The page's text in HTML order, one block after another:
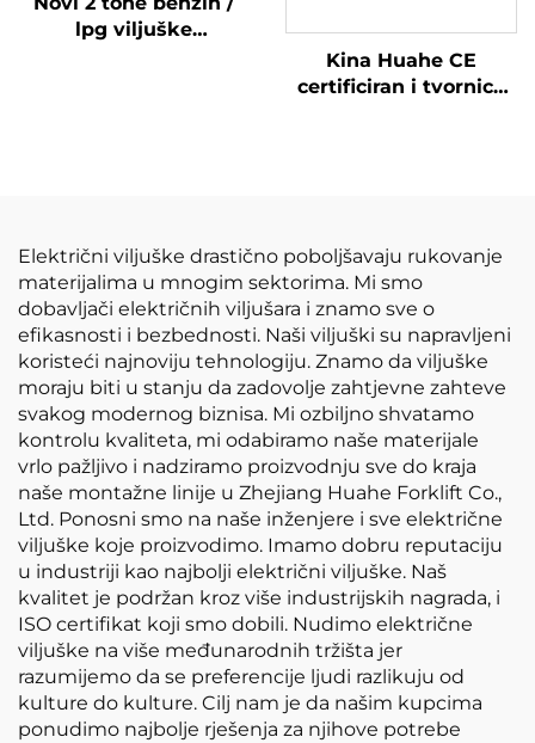
lpg viljuške
Kina Huahe CE
certificiran i tvornica
Električni viljuške drastično poboljšavaju rukovanje
materijalima u mnogim sektorima. Mi smo
dobavljači električnih viljušara i znamo sve o
efikasnosti i bezbednosti. Naši viljuški su napravljeni
koristeći najnoviju tehnologiju. Znamo da viljuške
moraju biti u stanju da zadovolje zahtjevne zahteve
svakog modernog biznisa. Mi ozbiljno shvatamo
kontrolu kvaliteta, mi odabiramo naše materijale
vrlo pažljivo i nadziramo proizvodnju sve do kraja
naše montažne linije u Zhejiang Huahe Forklift Co.,
Ltd. Ponosni smo na naše inženjere i sve električne
viljuške koje proizvodimo. Imamo dobru reputaciju
u industriji kao najbolji električni viljuške. Naš
kvalitet je podržan kroz više industrijskih nagrada, i
ISO certifikat koji smo dobili. Nudimo električne
viljuške na više međunarodnih tržišta jer
razumijemo da se preferencije ljudi razlikuju od
kulture do kulture. Cilj nam je da našim kupcima
ponudimo najbolje rješenja za njihove potrebe